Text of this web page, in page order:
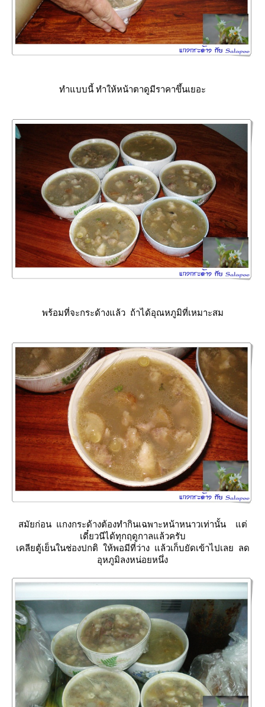
ทำแบบนี้ ทำให้หน้าตาดูมีราคาขึ้นเยอะ
พร้อมที่จะกระด้างแล้ว ถ้าได้อุณหภูมิที่เหมาะสม
สมัยก่อน แกงกระด้างต้องทำกินเฉพาะหน้าหนาวเท่านั้น แต่
เดี๋ยวนีได้ทุกฤดูกาลแล้วครับ
เคลียตู้เย็นในช่องปกติ ให้พอมีที่ว่าง แล้วเก็บยัดเข้าไปเลย ลด
อุหภูมิลงหน่อยหนึ่ง